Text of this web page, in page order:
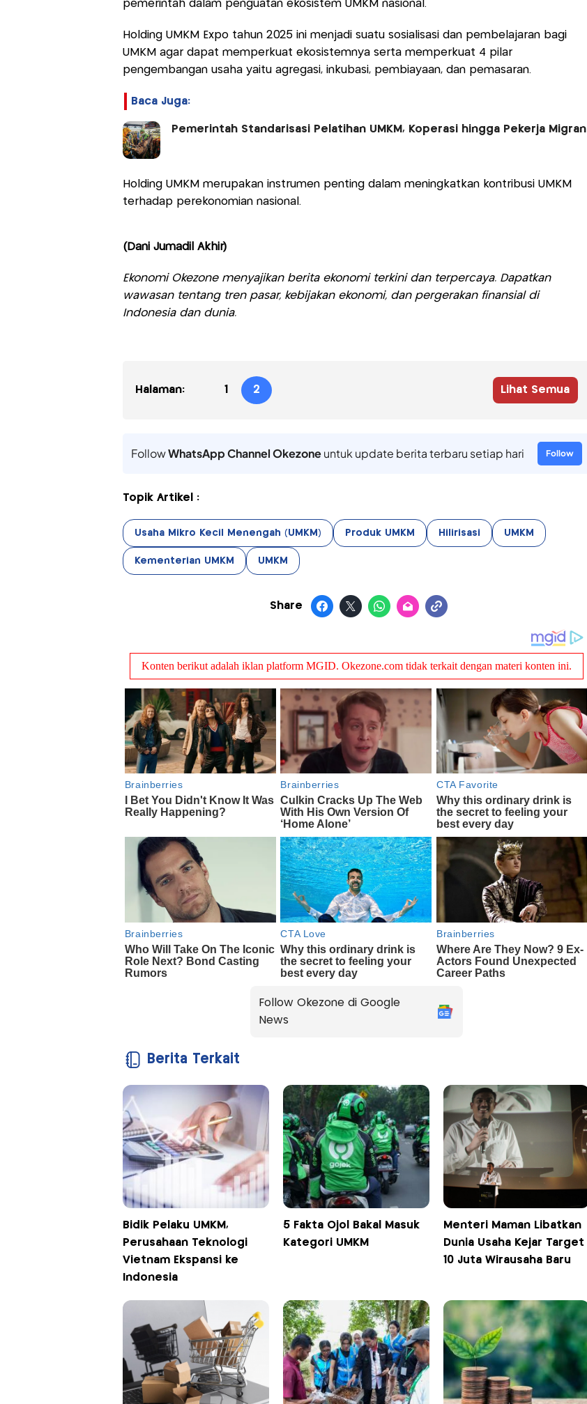
pemerintah dalam penguatan ekosistem UMKM nasional.
Holding UMKM Expo tahun 2025 ini menjadi suatu sosialisasi dan pembelajaran bagi
UMKM agar dapat memperkuat ekosistemnya serta memperkuat 4 pilar
pengembangan usaha yaitu agregasi, inkubasi, pembiayaan, dan pemasaran.
Baca Juga:
Pemerintah Standarisasi Pelatihan UMKM, Koperasi hingga Pekerja Migran
Holding UMKM merupakan instrumen penting dalam meningkatkan kontribusi UMKM
terhadap perekonomian nasional.
(Dani Jumadil Akhir)
Ekonomi Okezone menyajikan berita ekonomi terkini dan terpercaya. Dapatkan
wawasan tentang tren pasar, kebijakan ekonomi, dan pergerakan finansial di
Indonesia dan dunia.
Halaman: 1 2 Lihat Semua
FollowWhatsApp Channel Okezoneuntuk update berita terbaru setiap hari Follow
Topik Artikel :
Usaha Mikro Kecil Menengah (UMKM) Produk UMKM Hilirisasi UMKM
Kementerian UMKM UMKM
Share
Follow Okezone di Google
News
Berita Terkait
Bidik Pelaku UMKM,
Perusahaan Teknologi
Vietnam Ekspansi ke
Indonesia
5 Fakta Ojol Bakal Masuk
Kategori UMKM
Menteri Maman Libatkan
Dunia Usaha Kejar Target
10 Juta Wirausaha Baru